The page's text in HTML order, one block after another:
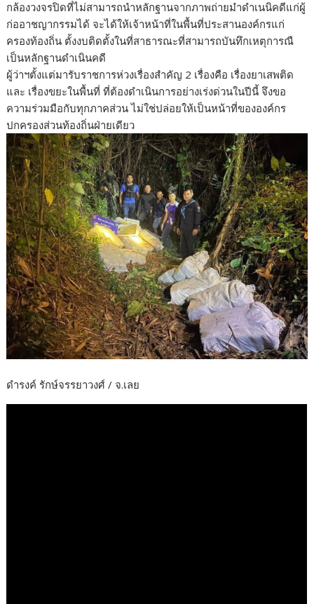
กล้องวงจรปิดที่ไม่สามารถนำหลักฐานจากภาพถ่ายมำดำเนนิคดีแก่ผู้
ก่ออาชญากรรมได้ จะได้ให้เจ้าหน้าที่ในพื้นที่ประสานองค์กรแก่
ครองท้องถิ่น ตั้งงบติดตั้งในที่สาธารณะที่สามารถบันทึกเหตุการณื
เป็นหลักฐานดำเนินคดี
ผู้ว่าฯตั้งแต่มารับราชการห่วงเรื่องสำคัญ 2 เรื่องคือ เรื่องยาเสพติด
และ เรื่องขยะในพื้นที่ ที่ต้องดำเนินการอย่างเร่งด่วนในปีนี้ จึงขอ
ความร่วมมือกับทุกภาคส่วน ไม่ใช่ปล่อยให้เป็นหน้าที่ขององค์กร
ปกครองส่วนท้องถิ่นฝ่ายเดียว
ดำรงค์ รักษ์จรรยาวงศ์ / จ.เลย